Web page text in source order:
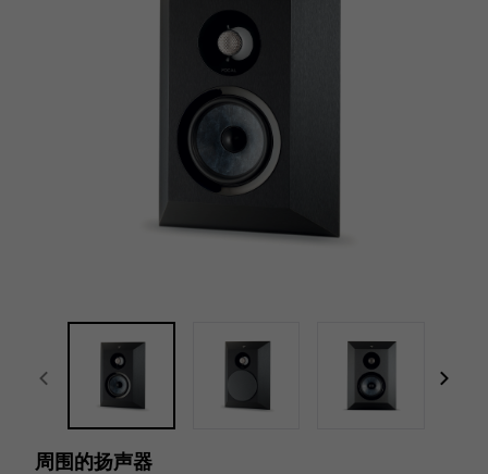
focal-naim-frontent::misc.prev_label
周围的扬声器